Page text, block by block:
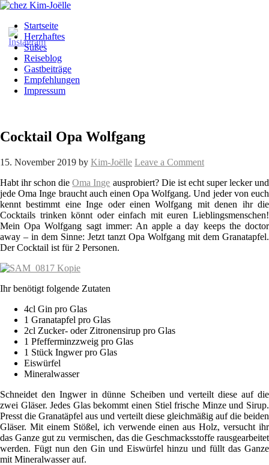
Startseite
Herzhaftes
Süßes
Reiseblog
Gastbeiträge
Empfehlungen
Impressum
Cocktail Opa Wolfgang
15. November 2019 by Kim-Joëlle Leave a Comment
Habt ihr schon dieOma Inge ausprobiert? Die ist echt super lecker und
jede Oma Inge braucht auch einen Opa Wolfgang. Und jeder von euch
kennt bestimmt eine Inge oder einen Wolfgang mit denen ihr die
Cocktails trinken könnt oder einfach mit euren Lieblingsmenschen!
Mein Opa Wolfgang sagt immer: An apple a day keeps the doctor
away – in dem Sinne: Jetzt tanzt Opa Wolfgang mit dem Granatapfel.
Der Cocktail ist für 2 Personen.
Ihr benötigt folgende Zutaten
4cl Gin pro Glas
1 Granatapfel pro Glas
2cl Zucker- oder Zitronensirup pro Glas
1 Pfefferminzzweig pro Glas
1 Stück Ingwer pro Glas
Eiswürfel
Mineralwasser
Schneidet den Ingwer in dünne Scheiben und verteilt diese auf die
zwei Gläser. Jedes Glas bekommt einen Stiel frische Minze und Sirup.
Presst die Granatäpfel aus und verteilt diese gleichmäßig auf die beiden
Gläser. Mit einem Stößel, ich verwende einen aus Holz, versucht ihr
das Ganze gut zu vermischen, das die Geschmacksstoffe rausgearbeitet
werden. Fügt nun den Gin und Eiswürfel hinzu und füllt das Ganze
mit Mineralwasser auf.